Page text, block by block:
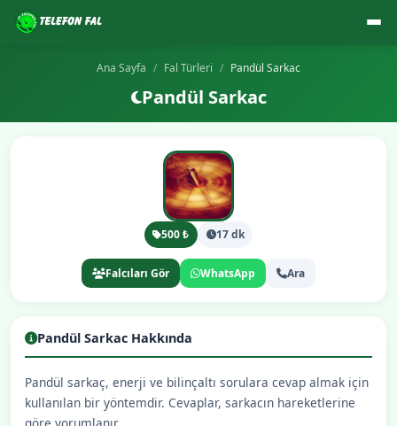
Ana Sayfa Fal Türleri Pandül Sarkac
Pandül Sarkac
500 ₺ 17 dk
Falcıları Gör WhatsApp Ara
Pandül Sarkac Hakkında
Pandül sarkaç, enerji ve bilinçaltı sorulara cevap almak için
kullanılan bir yöntemdir. Cevaplar, sarkacın hareketlerine